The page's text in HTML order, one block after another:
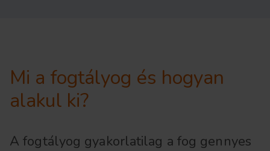
Mi a fogtályog és hogyan
alakul ki?
A fogtályog gyakorlatilag a fog gennyes